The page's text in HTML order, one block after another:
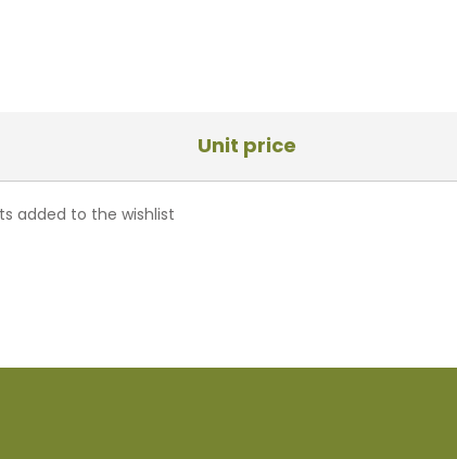
Unit price
added to the wishlist